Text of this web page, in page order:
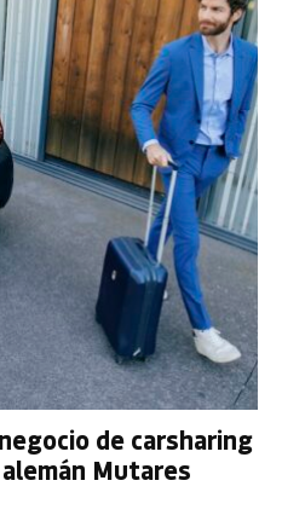
de carsharing
Mutares